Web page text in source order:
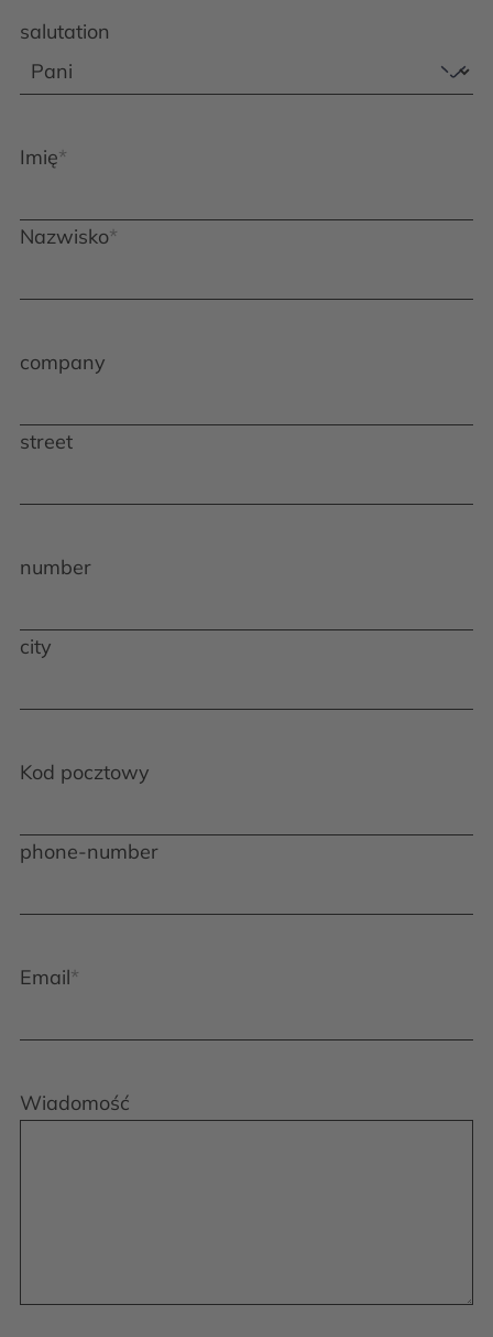
salutation
Imię
Nazwisko
company
street
number
city
Kod pocztowy
phone-number
Email
Wiadomość